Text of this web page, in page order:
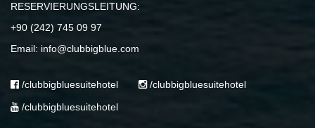
RESERVIERUNGSLEITUNG:
+90 (242) 745 09 97
Email: info@clubbigblue.com
/clubbigbluesuitehotel
/clubbigbluesuitehotel
/clubbigbluesuitehotel